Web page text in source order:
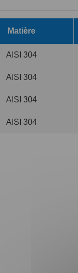
Matière
AISI 304
AISI 304
AISI 304
AISI 304